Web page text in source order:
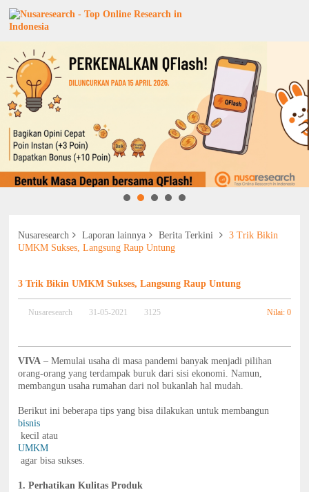
Nusaresearch Laporan lainnya Berita Terkini
3 Trik Bikin
UMKM Sukses, Langsung Raup Untung
3 Trik Bikin UMKM Sukses, Langsung Raup Untung
Nusaresearch 31-05-2021 3125 Nilai: 0
VIVA – Memulai usaha di masa pandemi banyak menjadi pilihan
orang-orang yang terdampak buruk dari sisi ekonomi. Namun,
membangun usaha rumahan dari nol bukanlah hal mudah.
Berikut ini beberapa tips yang bisa dilakukan untuk membangun
bisnis
kecil atau
UMKM
agar bisa sukses.
1. Perhatikan Kulitas Produk